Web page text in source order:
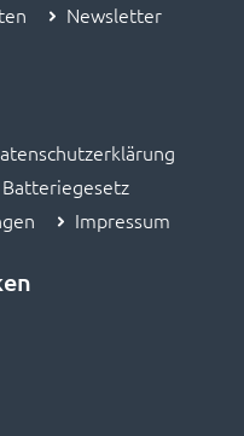
Newsletter
Batteriegesetz
Impressum